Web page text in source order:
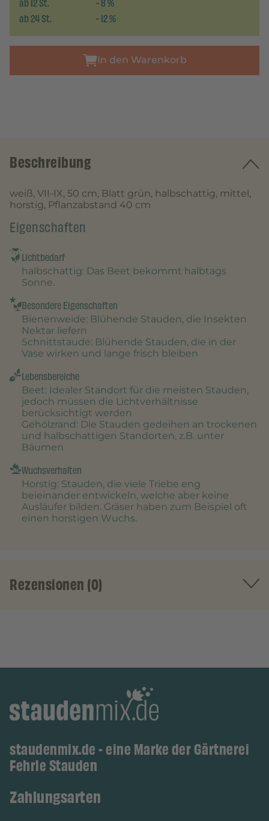
ab24St. -12%
In den Warenkorb
Beschreibung
weiß, VII-IX, 50 cm, Blatt grün, halbschattig, mittel,
horstig, Pflanzabstand 40 cm
Eigenschaften
Lichtbedarf
halbschattig: Das Beet bekommt halbtags
Sonne.
Besondere Eigenschaften
Bienenweide: Blühende Stauden, die Insekten
Nektar liefern
Schnittstaude: Blühende Stauden, die in der
Vase wirken und lange frisch bleiben
Lebensbereiche
Beet: Idealer Standort für die meisten Stauden,
jedoch müssen die Lichtverhältnisse
berücksichtigt werden
Gehölzrand: Die Stauden gedeihen an trockenen
und halbschattigen Standorten, z.B. unter
Bäumen
Wuchsverhalten
Horstig: Stauden, die viele Triebe eng
beieinander entwickeln, welche aber keine
Ausläufer bilden. Gräser haben zum Beispiel oft
einen horstigen Wuchs.
Rezensionen (0)
staudenmix.de - eine Marke der Gärtnerei
Fehrle Stauden
Zahlungsarten